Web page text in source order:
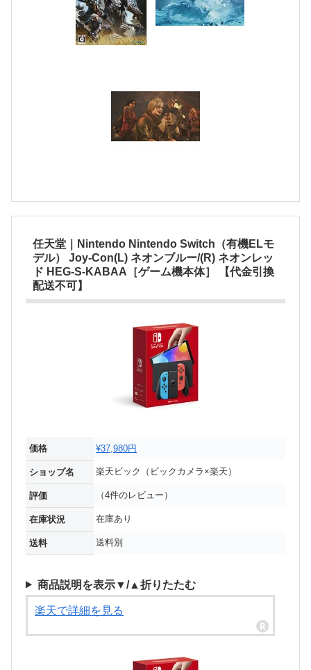
任天堂｜Nintendo Nintendo Switch（有機ELモ
デル） Joy-Con(L) ネオンブルー/(R) ネオンレッ
ド HEG-S-KABAA［ゲーム機本体］ 【代金引換
配送不可】
価格 ¥37,980円
ショップ名 楽天ビック（ビックカメラ×楽天）
評価 （4件のレビュー）
在庫状況 在庫あり
送料 送料別
商品説明を表示▼/▲折りたたむ
楽天で詳細を見る